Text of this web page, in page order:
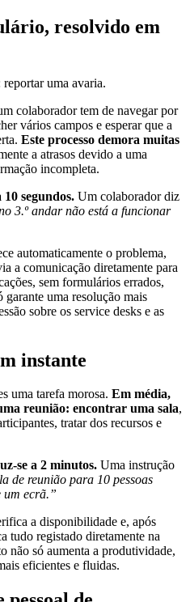
resolvido em
uma avaria.
colaborador tem de navegar por
vários campos e esperar que a
Este processo demora muitas
a atrasos devido a uma
incompleta.
segundos. Um colaborador diz
3.º andar não está a funcionar
automaticamente o problema,
a comunicação diretamente para
sem formulários errados,
garante uma resolução mais
sobre os service desks e as
instante
uma tarefa morosa. Em média,
reunião: encontrar uma sala,
tratar dos recursos e
se a 2 minutos. Uma instrução
de reunião para 10 pessoas
um ecrã.”
a disponibilidade e, após
tudo registado diretamente na
não só aumenta a produtividade,
eficientes e fluidas.